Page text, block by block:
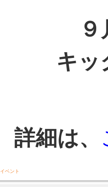
９
キ
詳細は、
イベント